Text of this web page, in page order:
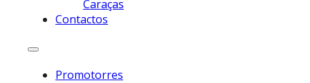
Caraças
Contactos
Promotorres